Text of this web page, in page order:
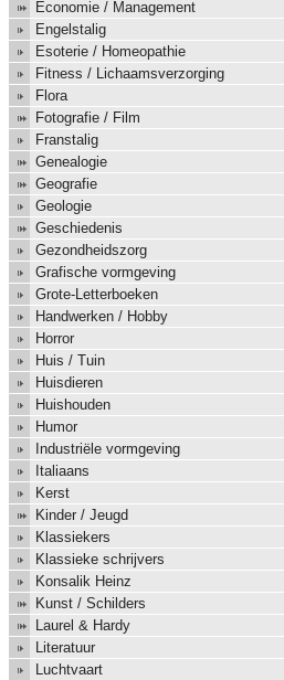
Economie / Management
Engelstalig
Esoterie / Homeopathie
Fitness / Lichaamsverzorging
Flora
Fotografie / Film
Franstalig
Genealogie
Geografie
Geologie
Geschiedenis
Gezondheidszorg
Grafische vormgeving
Grote-Letterboeken
Handwerken / Hobby
Horror
Huis / Tuin
Huisdieren
Huishouden
Humor
Industriële vormgeving
Italiaans
Kerst
Kinder / Jeugd
Klassiekers
Klassieke schrijvers
Konsalik Heinz
Kunst / Schilders
Laurel & Hardy
Literatuur
Luchtvaart